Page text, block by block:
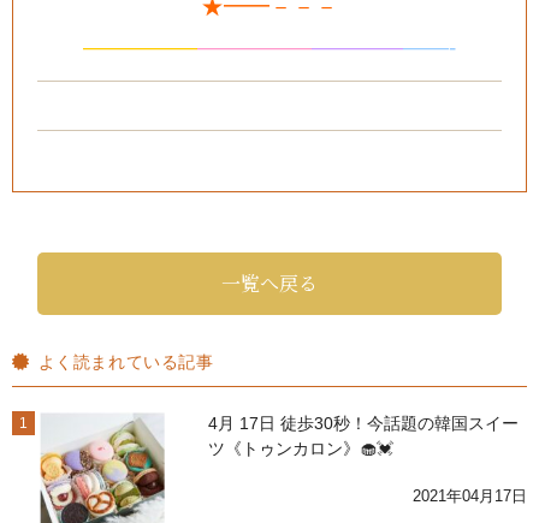
★━━－－－
————————————————-
一覧へ戻る
よく読まれている記事
1
4月 17日 徒歩30秒！今話題の韓国スイー
ツ《トゥンカロン》🧁💓
2021年04月17日